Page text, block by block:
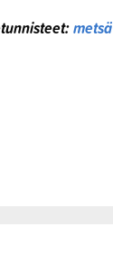
metsä